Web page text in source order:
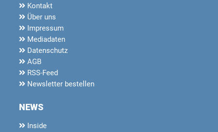
Kontakt
Über uns
Impressum
Mediadaten
Datenschutz
AGB
RSS-Feed
Newsletter bestellen
NEWS
Inside